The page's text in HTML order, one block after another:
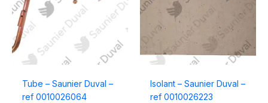
Tube – Saunier Duval –
ref 0010026064
Isolant – Saunier Duval –
ref 0010026223